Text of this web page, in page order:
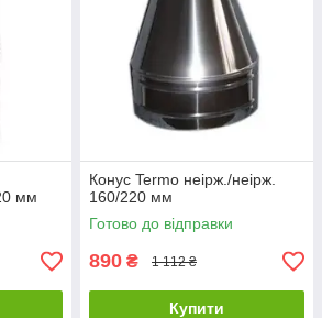
мм
Конус Termo неірж./неірж.
160/220 мм
Готово до відправки
890 ₴ 1 112 ₴
Купити